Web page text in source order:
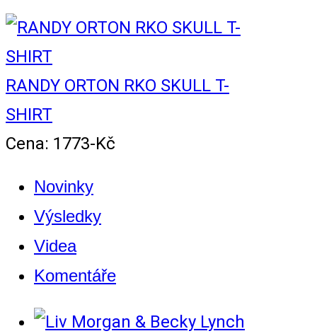
RANDY ORTON RKO SKULL T-
SHIRT
Cena: 1773-Kč
Novinky
Výsledky
Videa
Komentáře